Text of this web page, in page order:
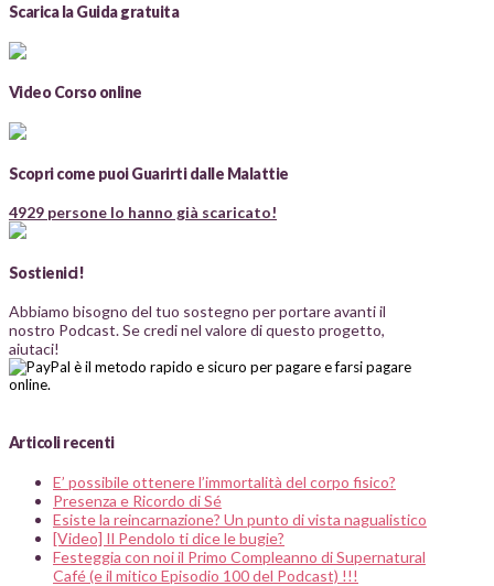
Scarica la Guida gratuita
Video Corso online
Scopri come puoi Guarirti dalle Malattie
4929 persone lo hanno già scaricato!
Sostienici!
Abbiamo bisogno del tuo sostegno per portare avanti il
nostro Podcast. Se credi nel valore di questo progetto,
aiutaci!
Articoli recenti
E’ possibile ottenere l’immortalità del corpo fisico?
Presenza e Ricordo di Sé
Esiste la reincarnazione? Un punto di vista nagualistico
[Video] Il Pendolo ti dice le bugie?
Festeggia con noi il Primo Compleanno di Supernatural
Café (e il mitico Episodio 100 del Podcast) !!!